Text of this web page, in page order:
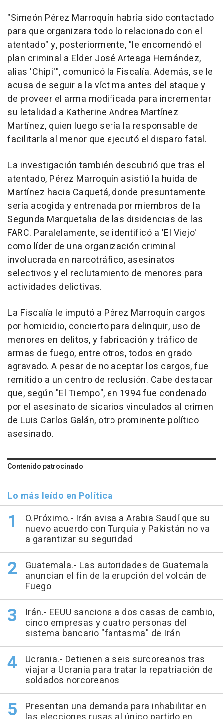
"Simeón Pérez Marroquín habría sido contactado
para que organizara todo lo relacionado con el
atentado" y, posteriormente, "le encomendó el
plan criminal a Elder José Arteaga Hernández,
alias 'Chipi'", comunicó la Fiscalía. Además, se le
acusa de seguir a la víctima antes del ataque y
de proveer el arma modificada para incrementar
su letalidad a Katherine Andrea Martínez
Martínez, quien luego sería la responsable de
facilitarla al menor que ejecutó el disparo fatal.
La investigación también descubrió que tras el
atentado, Pérez Marroquín asistió la huida de
Martínez hacia Caquetá, donde presuntamente
sería acogida y entrenada por miembros de la
Segunda Marquetalia de las disidencias de las
FARC. Paralelamente, se identificó a 'El Viejo'
como líder de una organización criminal
involucrada en narcotráfico, asesinatos
selectivos y el reclutamiento de menores para
actividades delictivas.
La Fiscalía le imputó a Pérez Marroquín cargos
por homicidio, concierto para delinquir, uso de
menores en delitos, y fabricación y tráfico de
armas de fuego, entre otros, todos en grado
agravado. A pesar de no aceptar los cargos, fue
remitido a un centro de reclusión. Cabe destacar
que, según "El Tiempo", en 1994 fue condenado
por el asesinato de sicarios vinculados al crimen
de Luis Carlos Galán, otro prominente político
asesinado.
Contenido patrocinado
Lo más leído en Política
O.Próximo.- Irán avisa a Arabia Saudí que su
nuevo acuerdo con Turquía y Pakistán no va
a garantizar su seguridad
Guatemala.- Las autoridades de Guatemala
anuncian el fin de la erupción del volcán de
Fuego
Irán.- EEUU sanciona a dos casas de cambio,
cinco empresas y cuatro personas del
sistema bancario "fantasma" de Irán
Ucrania.- Detienen a seis surcoreanos tras
viajar a Ucrania para tratar la repatriación de
soldados norcoreanos
Presentan una demanda para inhabilitar en